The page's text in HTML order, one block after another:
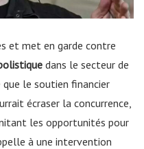
et met en garde contre
dans le secteur de
le soutien financier
écraser la concurrence,
les opportunités pour
à une intervention